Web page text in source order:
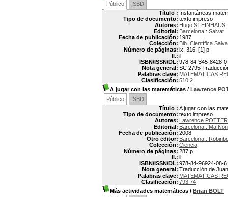
Público
ISBD
Título : Instantáneas
Tipo de documento: texto impreso
Autores: Hugo STEINHAUS
Editorial: Barcelona : Salvat
Fecha de publicación: 1987
Colección: Bib. Científica
Número de páginas: ix, 316, [1] p
Il.: il
ISBN/ISSN/DL: 978-84-345-8428-0
Nota general: SC 2795
Palabras clave: MATEMATICAS
Clasificación: 510.2
A jugar con las matemáticas / Lawrence
Público
ISBD
Título : A jugar con las
Tipo de documento: texto impreso
Autores: Lawrence POTTER
Editorial: Barcelona : Ma
Fecha de publicación: 2008
Otro editor: Barcelona :
Colección: Ciencia
Número de páginas: 287 p.
Il.: il
ISBN/ISSN/DL: 978-84-96924-08-6
Nota general: Traducción de
Palabras clave: MATEMATICAS
Clasificación: 793.74
Más actividades matemáticas / Brian BOLT